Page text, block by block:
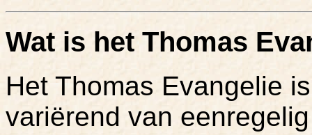
Wat is het Thomas
Het Thomas Evangelie
variërend van